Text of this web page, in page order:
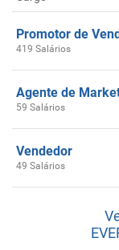
Promotor de
419 Salários
Agente de
59 Salários
Vendedor
49 Salários